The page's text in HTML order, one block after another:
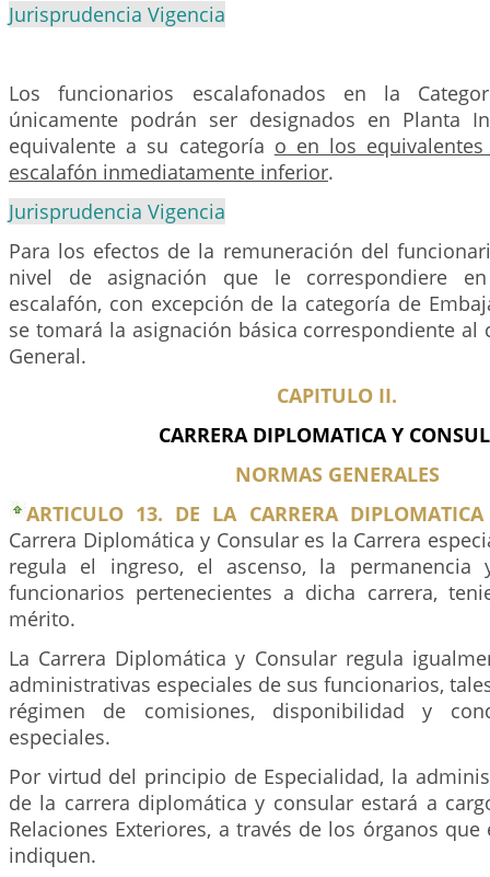
Jurisprudencia Vigencia
Los funcionarios escalafonados en la
únicamente podrán ser designados en Planta
equivalente a su categoría o en los
escalafón inmediatamente inferior.
Jurisprudencia Vigencia
Para los efectos de la remuneración del
nivel de asignación que le correspondiere
escalafón, con excepción de la categoría de
se tomará la asignación básica correspondiente al
General.
CAPITULO II.
CARRERA DIPLOMATICA Y
NORMAS GENERALES
ARTICULO 13. DE LA CARRERA
Carrera Diplomática y Consular es la Carrera
regula el ingreso, el ascenso, la
funcionarios pertenecientes a dicha carrera,
mérito.
La Carrera Diplomática y Consular regula
administrativas especiales de sus funcionarios,
régimen de comisiones, disponibilidad y
especiales.
Por virtud del principio de Especialidad, la
de la carrera diplomática y consular estará a
Relaciones Exteriores, a través de los órganos
indiquen.